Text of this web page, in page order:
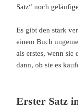
Satz“ noch
Es gibt den stark
einem Buch
als erstes, wenn sie
dann, ob sie es
Erster Satz